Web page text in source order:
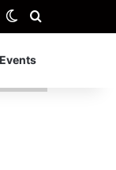
Random
laterale
Cambia aspetto